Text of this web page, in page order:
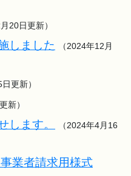
20日更新）
しました
（2024年12月
更新）
新）
します。
（2024年4月16
業者請求用様式